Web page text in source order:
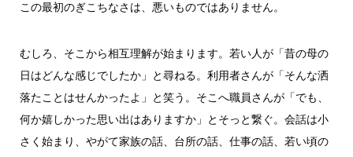
この最初のぎこちなさは、悪いものではありません。
むしろ、そこから相互理解が始まります。若い人が「昔の母の
日はどんな感じでしたか」と尋ねる。利用者さんが「そんな洒
落たことはせんかったよ」と笑う。そこへ職員さんが「でも、
何か嬉しかった思い出はありますか」とそっと繋ぐ。会話は小
さく始まり、やがて家族の話、台所の話、仕事の話、若い頃の